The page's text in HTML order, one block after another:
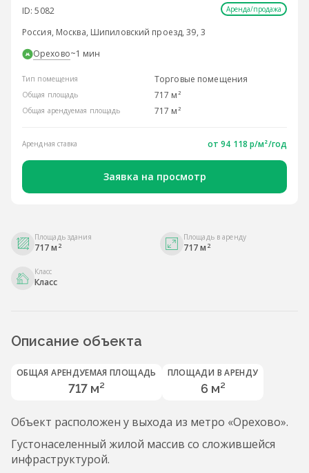
ID: 5082 Аренда/продажа
Россия, Москва, Шипиловский проезд, 39, 3
Орехово~1 мин
Тип помещения Торговые помещения
Общая площадь 717 м²
Общая арендуемая площадь 717 м²
Арендная ставка от94 118 р/м²/год
Заявка на просмотр
Площадь здания
717 м 2
Площадь в аренду
717 м 2
Класс
Класс
Описание объекта
ОБЩАЯ АРЕНДУЕМАЯ ПЛОЩАДЬ
717 м²
ПЛОЩАДИ В АРЕНДУ
6 м²
Объект расположен у выхода из метро «Орехово».
Густонаселенный жилой массив со сложившейся
инфраструктурой.